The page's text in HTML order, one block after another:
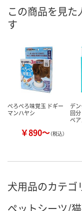
この商品を見
す
ぺろぺろ味覚玉 ドギー
マンハヤシ
￥890～（税込）
デ
回
ペ
犬用品のカテゴ